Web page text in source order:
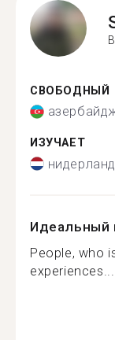
СВОБОДНЫЙ
ИЗУЧАЕТ
Идеальный
People, who
experiences...